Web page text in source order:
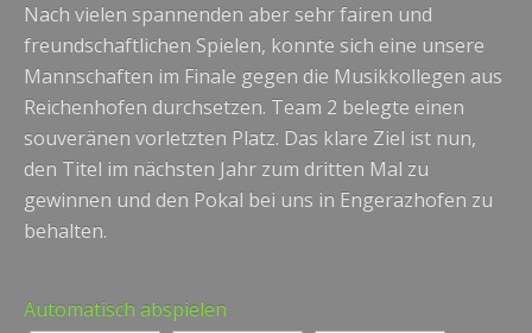
Nach vielen spannenden aber sehr fairen und
freundschaftlichen Spielen, konnte sich eine unsere
Mannschaften im Finale gegen die Musikkollegen aus
Reichenhofen durchsetzen. Team 2 belegte einen
souveränen vorletzten Platz. Das klare Ziel ist nun,
den Titel im nächsten Jahr zum dritten Mal zu
gewinnen und den Pokal bei uns in Engerazhofen zu
behalten.
Automatisch abspielen